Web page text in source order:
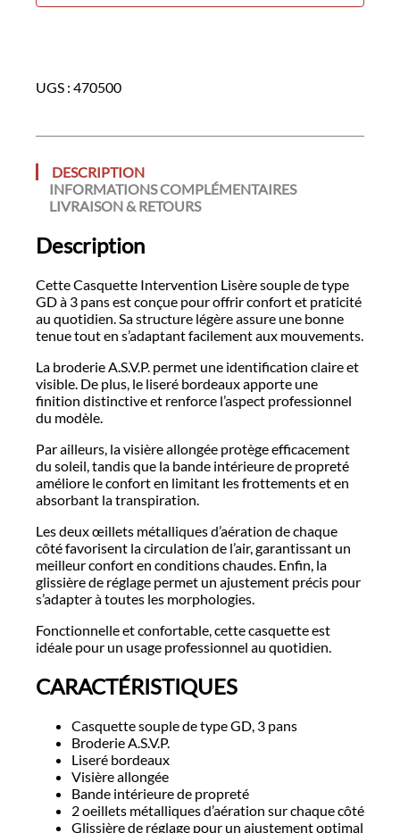
UGS : 470500
DESCRIPTION
INFORMATIONS COMPLÉMENTAIRES
LIVRAISON & RETOURS
Description
Cette Casquette Intervention Lisère souple de type
GD à 3 pans est conçue pour offrir confort et praticité
au quotidien. Sa structure légère assure une bonne
tenue tout en s’adaptant facilement aux mouvements.
La broderie A.S.V.P. permet une identification claire et
visible. De plus, le liseré bordeaux apporte une
finition distinctive et renforce l’aspect professionnel
du modèle.
Par ailleurs, la visière allongée protège efficacement
du soleil, tandis que la bande intérieure de propreté
améliore le confort en limitant les frottements et en
absorbant la transpiration.
Les deux œillets métalliques d’aération de chaque
côté favorisent la circulation de l’air, garantissant un
meilleur confort en conditions chaudes. Enfin, la
glissière de réglage permet un ajustement précis pour
s’adapter à toutes les morphologies.
Fonctionnelle et confortable, cette casquette est
idéale pour un usage professionnel au quotidien.
CARACTÉRISTIQUES
Casquette souple de type GD, 3 pans
Broderie A.S.V.P.
Liseré bordeaux
Visière allongée
Bande intérieure de propreté
2 oeillets métalliques d’aération sur chaque côté
Glissière de réglage pour un ajustement optimal